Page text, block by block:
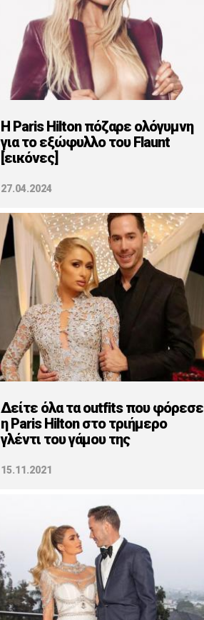
Η Paris Hilton πόζαρε ολόγυμνη
για το εξώφυλλο του Flaunt
[εικόνες]
27.04.2024
Δείτε όλα τα outfits που φόρεσε
η Paris Hilton στο τριήμερο
γλέντι του γάμου της
15.11.2021